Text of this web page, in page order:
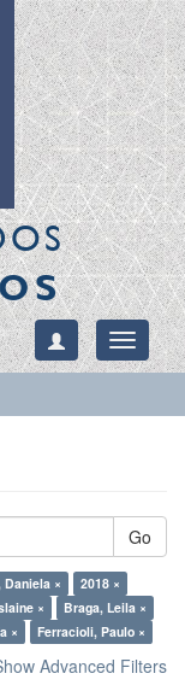
Toggle
Go
Daniela ×
2018 ×
×
Braga, Leila ×
× Ferracioli, Paulo ×
Advanced Filters